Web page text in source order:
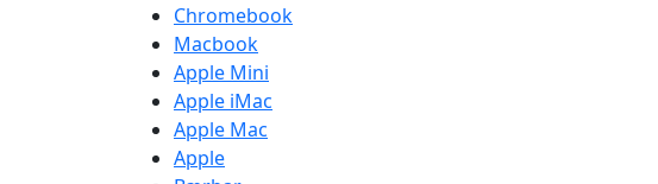
Chromebook
Macbook
Apple Mini
Apple iMac
Apple Mac
Apple